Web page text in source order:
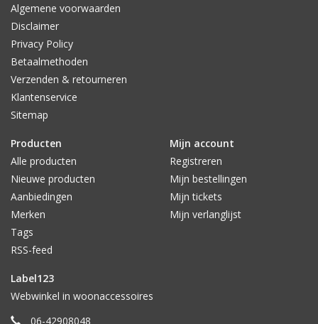
Algemene voorwaarden
Disclaimer
Privacy Policy
Betaalmethoden
Verzenden & retourneren
Klantenservice
Sitemap
Producten
Alle producten
Nieuwe producten
Aanbiedingen
Merken
Tags
RSS-feed
Mijn account
Registreren
Mijn bestellingen
Mijn tickets
Mijn verlanglijst
Label123
Webwinkel in woonaccessoires
06-42908048